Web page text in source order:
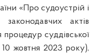
«Про судоустрій і
актів
суддівської
жовтня 2023 року),